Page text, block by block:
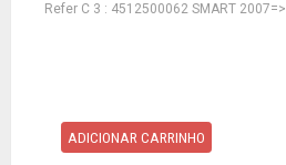
Refer C 3 : 4512500062 SMART 2007=>
ADICIONAR CARRINHO